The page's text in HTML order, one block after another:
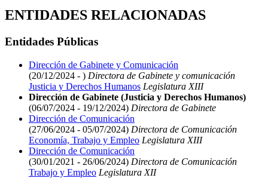
ENTIDADES RELACIONADAS
Entidades Públicas
Dirección de Gabinete y Comunicación
(20/12/2024 - ) Directora de Gabinete y comunicación
Justicia y Derechos Humanos Legislatura XIII
Dirección de Gabinete (Justicia y Derechos Humanos)
(06/07/2024 - 19/12/2024) Directora de Gabinete
Dirección de Comunicación
(27/06/2024 - 05/07/2024) Directora de Comunicación
Economía, Trabajo y Empleo Legislatura XIII
Dirección de Comunicación
(30/01/2021 - 26/06/2024) Directora de Comunicación
Trabajo y Empleo Legislatura XII